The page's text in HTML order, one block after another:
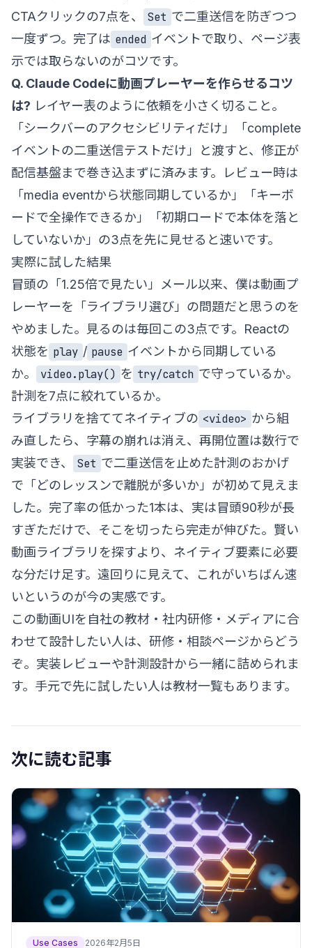
CTAクリックの7点を、
Set で二重送信を防ぎつつ
一度ずつ。完了は ended イベントで取り、ページ表
示では取らないのがコツです。
Q. Claude Codeに動画プレーヤーを作らせるコツ
は? レイヤー表のように依頼を小さく切ること。
「シークバーのアクセシビリティだけ」「complete
イベントの二重送信テストだけ」と渡すと、修正が
配信基盤まで巻き込まずに済みます。レビュー時は
「media eventから状態同期しているか」「キーボ
ードで全操作できるか」「初期ロードで本体を落と
していないか」の3点を先に見せると速いです。
実際に試した結果
冒頭の「1.25倍で見たい」メール以来、僕は動画プ
レーヤーを「ライブラリ選び」の問題だと思うのを
やめました。見るのは毎回この3点です。Reactの
状態を play / pause イベントから同期している
か。
video.play() を try/catch で守っているか。
計測を7点に絞れているか。
ライブラリを捨ててネイティブの <video> から組
み直したら、字幕の崩れは消え、再開位置は数行で
実装でき、
Set で二重送信を止めた計測のおかげ
で「どのレッスンで離脱が多いか」が初めて見えま
した。完了率の低かった1本は、実は冒頭90秒が長
すぎただけで、そこを切ったら完走が伸びた。賢い
動画ライブラリを探すより、ネイティブ要素に必要
な分だけ足す。遠回りに見えて、これがいちばん速
いというのが今の実感です。
この動画UIを自社の教材・社内研修・メディアに合
わせて設計したい人は、 研修・相談ページからどう
ぞ。実装レビューや計測設計から一緒に詰められま
す。手元で先に試したい人は教材一覧もあります。
次に読む記事
Use Cases 2026年2月5日